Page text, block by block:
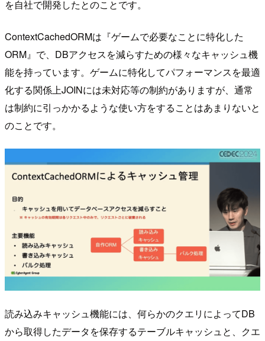
を自社で開発したとのことです。
ContextCachedORMは『ゲームで必要なことに特化した
ORM』で、DBアクセスを減らすための様々なキャッシュ機
能を持っています。ゲームに特化してパフォーマンスを最適
化する関係上JOINには未対応等の制約がありますが、通常
は制約に引っかかるような使い方をすることはあまりないと
のことです。
読み込みキャッシュ機能には、何らかのクエリによってDB
から取得したデータを保存するテーブルキャッシュと、クエ